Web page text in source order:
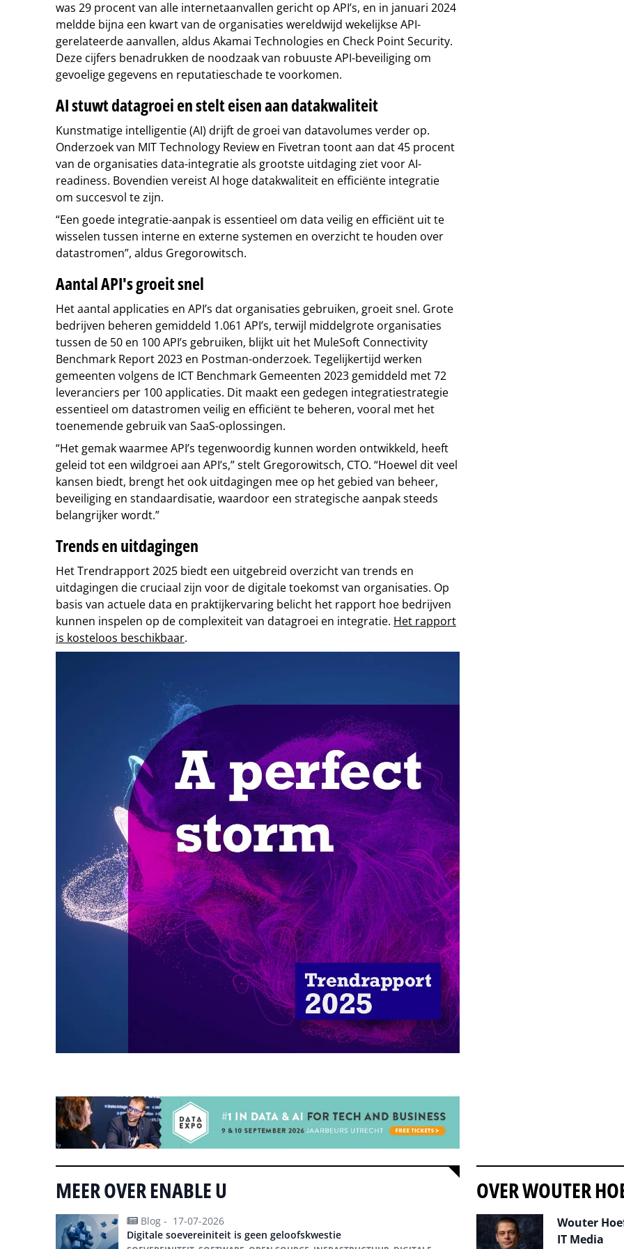
was 29 procent van alle internetaanvallen gericht op API’s, en in januari 2024
meldde bijna een kwart van de organisaties wereldwijd wekelijkse API-
gerelateerde aanvallen, aldus Akamai Technologies en Check Point Security.
Deze cijfers benadrukken de noodzaak van robuuste API-beveiliging om
gevoelige gegevens en reputatieschade te voorkomen.
AI stuwt datagroei en stelt eisen aan datakwaliteit
Kunstmatige intelligentie (AI) drijft de groei van datavolumes verder op.
Onderzoek van MIT Technology Review en Fivetran toont aan dat 45 procent
van de organisaties data-integratie als grootste uitdaging ziet voor AI-
readiness. Bovendien vereist AI hoge datakwaliteit en efficiënte integratie
om succesvol te zijn.
“Een goede integratie-aanpak is essentieel om data veilig en efficiënt uit te
wisselen tussen interne en externe systemen en overzicht te houden over
datastromen”, aldus Gregorowitsch.
Aantal API's groeit snel
Het aantal applicaties en API’s dat organisaties gebruiken, groeit snel. Grote
bedrijven beheren gemiddeld 1.061 API’s, terwijl middelgrote organisaties
tussen de 50 en 100 API’s gebruiken, blijkt uit het MuleSoft Connectivity
Benchmark Report 2023 en Postman-onderzoek. Tegelijkertijd werken
gemeenten volgens de ICT Benchmark Gemeenten 2023 gemiddeld met 72
leveranciers per 100 applicaties. Dit maakt een gedegen integratiestrategie
essentieel om datastromen veilig en efficiënt te beheren, vooral met het
toenemende gebruik van SaaS-oplossingen.
“Het gemak waarmee API’s tegenwoordig kunnen worden ontwikkeld, heeft
geleid tot een wildgroei aan API’s,” stelt Gregorowitsch, CTO. “Hoewel dit veel
kansen biedt, brengt het ook uitdagingen mee op het gebied van beheer,
beveiliging en standaardisatie, waardoor een strategische aanpak steeds
belangrijker wordt.”
Trends en uitdagingen
Het Trendrapport 2025 biedt een uitgebreid overzicht van trends en
uitdagingen die cruciaal zijn voor de digitale toekomst van organisaties. Op
basis van actuele data en praktijkervaring belicht het rapport hoe bedrijven
kunnen inspelen op de complexiteit van datagroei en integratie. Het rapport
is kosteloos beschikbaar.
MEER OVER ENABLE U
Blog - 17-07-2026
Digitale soevereiniteit is geen geloofskwestie
OVER WOUTER
Wouter
IT Media